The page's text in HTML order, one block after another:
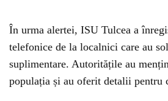
În urma alertei, ISU Tulcea a
telefonice de la localnici care au
suplimentare. Autoritățile au
populația și au oferit detalii pentru